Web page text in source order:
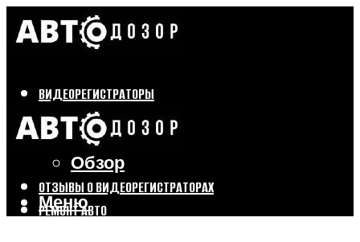
ВИДЕОРЕГИСТРАТОРЫ
Бренды
Выбор
Обзор
ОТЗЫВЫ О ВИДЕОРЕГИСТРАТОРАХ
РЕМОНТ АВТО
Меню